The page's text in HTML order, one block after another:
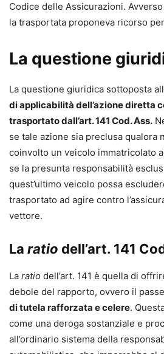
avvocati esperti nel campo della
del risarcimento. Formatore in
Gestire il proprio tempo, Convincere
di Salute S.P.A. – La Sanità
(www.avvocatocarraro.it).
Codice delle Assicurazioni. Avverso
la trasportata proponeva ricorso
La questione
La questione giuridica sottoposta
di applicabilità dell’azione diretta
trasportato dall’art. 141 Cod. Ass.
se tale azione sia preclusa qualora
coinvolto un veicolo immatricolato
se la presunta responsabilità
quest’ultimo veicolo possa
trasportato ad agire contro
vettore.
La ratio dell’art. 141
La ratio dell’art. 141 è quella di
debole del rapporto, ovvero il
di tutela rafforzata e celere.
come una deroga sostanziale e
all’ordinario sistema della